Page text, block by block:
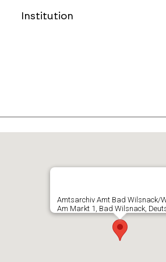
Institution
Amtsarchiv Amt Bad Wilsnack/
Am Markt 1, Bad Wilsnack,